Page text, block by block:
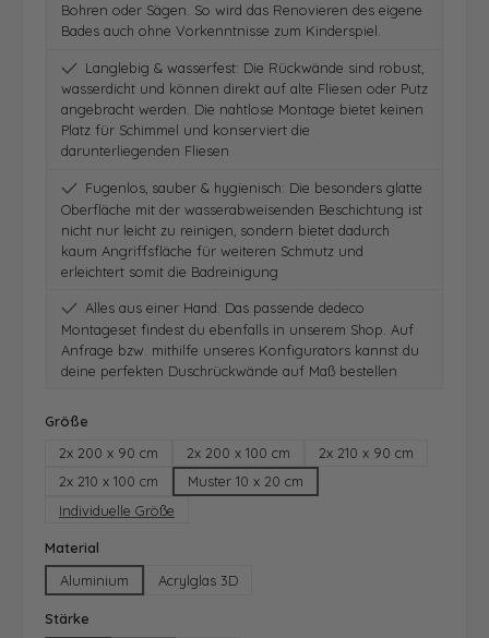
Bohren oder Sägen. So wird das Renovieren des eigene
Bades auch ohne Vorkenntnisse zum Kinderspiel.
Langlebig & wasserfest: Die Rückwände sind robust,
wasserdicht und können direkt auf alte Fliesen oder Putz
angebracht werden. Die nahtlose Montage bietet keinen
Platz für Schimmel und konserviert die
darunterliegenden Fliesen
Fugenlos, sauber & hygienisch: Die besonders glatte
Oberfläche mit der wasserabweisenden Beschichtung ist
nicht nur leicht zu reinigen, sondern bietet dadurch
kaum Angriffsfläche für weiteren Schmutz und
erleichtert somit die Badreinigung
Alles aus einer Hand: Das passende dedeco
Montageset findest du ebenfalls in unserem Shop. Auf
Anfrage bzw. mithilfe unseres Konfigurators kannst du
deine perfekten Duschrückwände auf Maß bestellen
Größe
2x 200 x 90 cm
2x 200 x 100 cm
2x 210 x 90 cm
2x 210 x 100 cm
Muster 10 x 20 cm
Individuelle Größe
Material
Aluminium
Acrylglas 3D
Stärke